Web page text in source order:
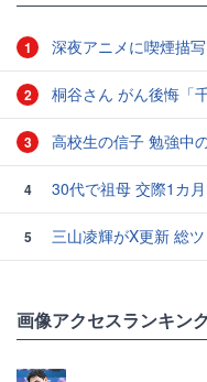
1 深夜アニメに喫煙描
2 桐谷さん がん後悔「
3 高校生の信子 勉強中
4 30代で祖母 交際1カ
5
三山凌輝がX更新 総ツ
画像アクセスランキン